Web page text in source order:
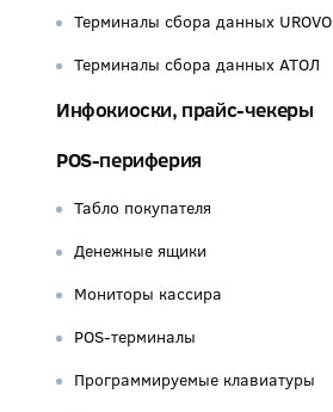
Терминалы сбора данных UROVO
Терминалы сбора данных АТОЛ
Инфокиоски, прайс-чекеры
POS-периферия
Табло покупателя
Денежные ящики
Мониторы кассира
POS-терминалы
Программируемые клавиатуры